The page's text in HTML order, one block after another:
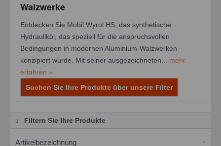
Walzwerke
Entdecken Sie Mobil Wyrol HS, das synthetische
Hydrauliköl, das speziell für die anspruchsvollen
Bedingungen in modernen Aluminium-Walzwerken
konzipiert wurde. Mit seiner ausgezeichneten... mehr
erfahren »
Suchen Sie Ihre Produkte über unsere Filter
Filtern Sie Ihre Produkte